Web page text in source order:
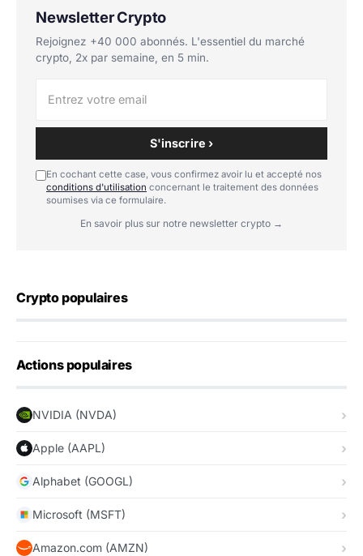
Newsletter Crypto
Rejoignez +40 000 abonnés. L'essentiel du marché
crypto, 2x par semaine, en 5 min.
S'inscrire ›
En cochant cette case, vous confirmez avoir lu et accepté nos
conditions d'utilisation concernant le traitement des données
soumises via ce formulaire.
En savoir plus sur notre newsletter crypto →
Crypto populaires
Actions populaires
NVIDIA (NVDA)
Apple (AAPL)
Alphabet (GOOGL)
Microsoft (MSFT)
Amazon.com (AMZN)